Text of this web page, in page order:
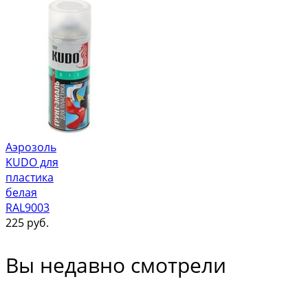
Аэрозоль
KUDO для
пластика
белая
RAL9003
225 руб.
Вы недавно смотрели